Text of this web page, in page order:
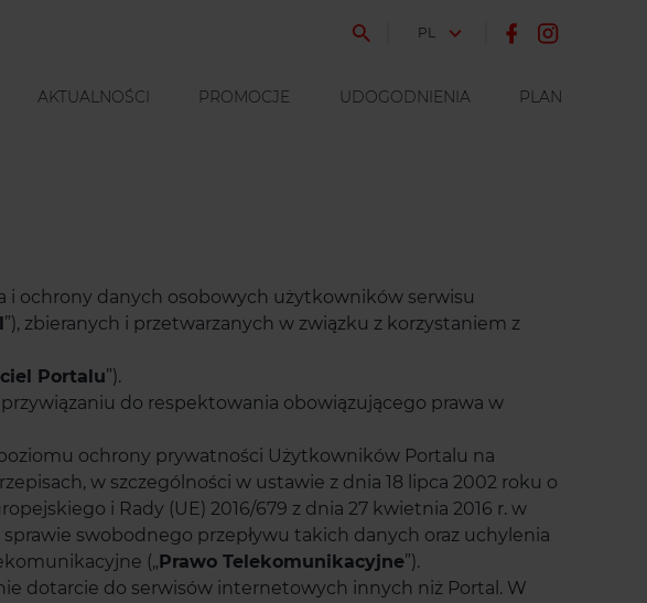
PL JĘZYK
AKTUALNOŚCI PROMOCJE UDOGODNIENIA PLAN
i ochrony danych osobowych użytkowników serwisu
”), zbieranych i przetwarzanych w związku z korzystaniem z
Portalu”).
do respektowania obowiązującego prawa w
ochrony prywatności Użytkowników Portalu na
w szczególności w ustawie z dnia 18 lipca 2002 roku o
i Rady (UE) 2016/679 z dnia 27 kwietnia 2016 r. w
swobodnego przepływu takich danych oraz uchylenia
(„Prawo Telekomunikacyjne”).
dotarcie do serwisów internetowych innych niż Portal. W